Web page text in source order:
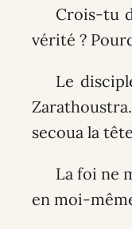
Crois-tu
vérité ?
Le
secoua la
La foi ne
en moi-